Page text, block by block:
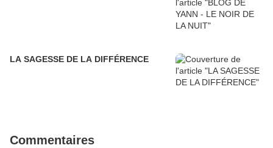
LA SAGESSE DE LA DIFFÉRENCE
Commentaires